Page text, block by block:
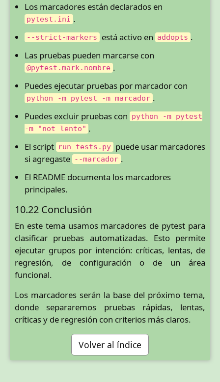
Los marcadores están declarados en
pytest.ini .
--strict-markers está activo en addopts .
Las pruebas pueden marcarse con
@pytest.mark.nombre .
Puedes ejecutar pruebas por marcador con
python -m pytest -m marcador .
Puedes excluir pruebas con python -m pytest
-m "not lento" .
El script run_tests.py puede usar marcadores
si agregaste --marcador .
El README documenta los marcadores
principales.
10.22 Conclusión
En este tema usamos marcadores de pytest para
clasificar pruebas automatizadas. Esto permite
ejecutar grupos por intención: críticas, lentas, de
regresión, de configuración o de un área
funcional.
Los marcadores serán la base del próximo tema,
donde separaremos pruebas rápidas, lentas,
críticas y de regresión con criterios más claros.
Volver al índice